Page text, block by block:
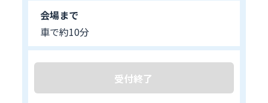
会場まで
車で約10分
受付終了